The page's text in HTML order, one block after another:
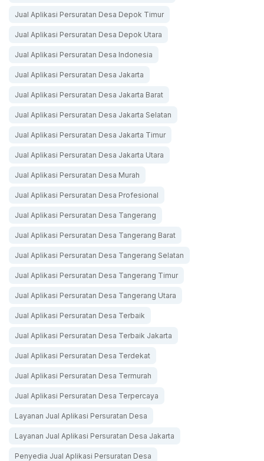
Jual Aplikasi Persuratan Desa Depok Timur
Jual Aplikasi Persuratan Desa Depok Utara
Jual Aplikasi Persuratan Desa Indonesia
Jual Aplikasi Persuratan Desa Jakarta
Jual Aplikasi Persuratan Desa Jakarta Barat
Jual Aplikasi Persuratan Desa Jakarta Selatan
Jual Aplikasi Persuratan Desa Jakarta Timur
Jual Aplikasi Persuratan Desa Jakarta Utara
Jual Aplikasi Persuratan Desa Murah
Jual Aplikasi Persuratan Desa Profesional
Jual Aplikasi Persuratan Desa Tangerang
Jual Aplikasi Persuratan Desa Tangerang Barat
Jual Aplikasi Persuratan Desa Tangerang Selatan
Jual Aplikasi Persuratan Desa Tangerang Timur
Jual Aplikasi Persuratan Desa Tangerang Utara
Jual Aplikasi Persuratan Desa Terbaik
Jual Aplikasi Persuratan Desa Terbaik Jakarta
Jual Aplikasi Persuratan Desa Terdekat
Jual Aplikasi Persuratan Desa Termurah
Jual Aplikasi Persuratan Desa Terpercaya
Layanan Jual Aplikasi Persuratan Desa
Layanan Jual Aplikasi Persuratan Desa Jakarta
Penyedia Jual Aplikasi Persuratan Desa